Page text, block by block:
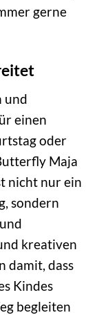
gerne
und
einen
oder
Maja
nicht nur ein
sondern
kreativen
damit, dass
Kindes
begleiten